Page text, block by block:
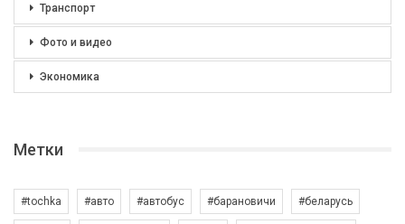
Транспорт
Фото и видео
Экономика
Метки
#tochka #авто #автобус #барановичи #беларусь